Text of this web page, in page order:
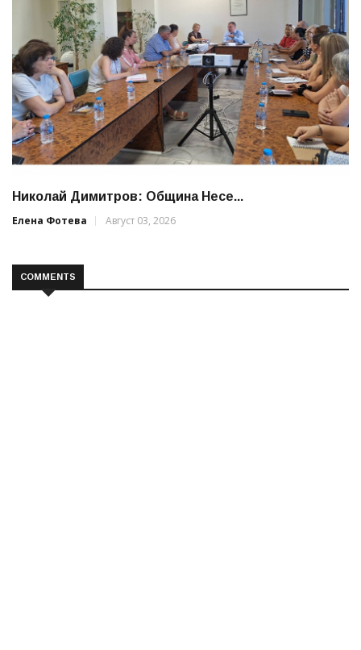
Николай Димитров: Община Несе...
Елена Фотева
Август 03, 2026
COMMENTS